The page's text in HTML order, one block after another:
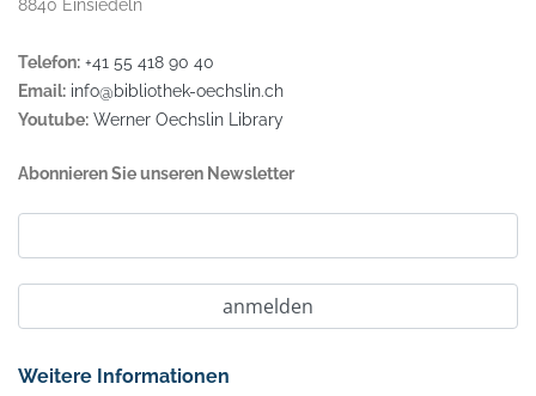
8840 Einsiedeln
Telefon: +41 55 418 90 40
Email: info@bibliothek-oechslin.ch
Youtube: Werner Oechslin Library
Abonnieren Sie unseren Newsletter
Weitere Informationen